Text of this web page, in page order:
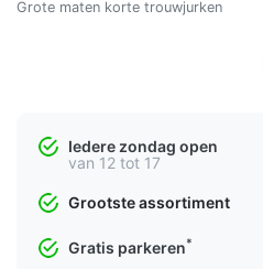
Grote maten korte trouwjurken
Iedere zondag open
van 12 tot 17
Grootste assortiment
Gratis parkeren*